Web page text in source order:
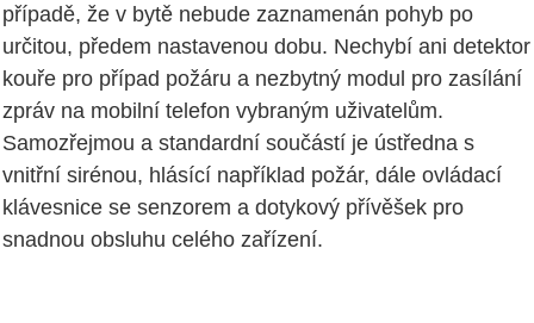
případě, že v bytě nebude zaznamenán pohyb po
určitou, předem nastavenou dobu. Nechybí ani detektor
kouře pro případ požáru a nezbytný modul pro zasílání
zpráv na mobilní telefon vybraným uživatelům.
Samozřejmou a standardní součástí je ústředna s
vnitřní sirénou, hlásící například požár, dále ovládací
klávesnice se senzorem a dotykový přívěšek pro
snadnou obsluhu celého zařízení.